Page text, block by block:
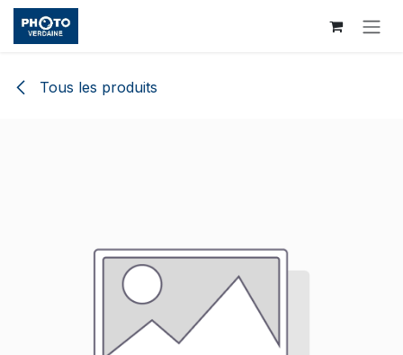
Se rendre au contenu
Tous les produits